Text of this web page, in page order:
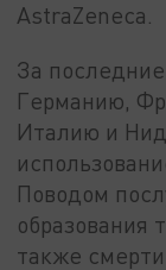
AstraZeneca.
За
Германию,
Италию и
Поводом
образования
также